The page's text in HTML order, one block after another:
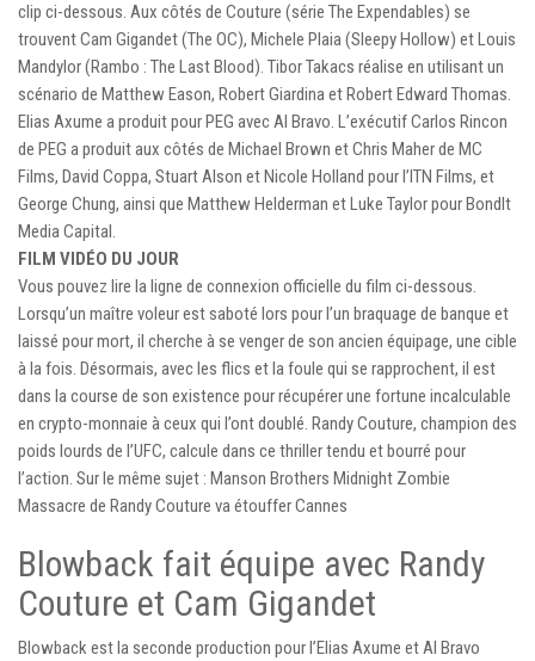
clip ci-dessous. Aux côtés de Couture (série The Expendables) se
trouvent Cam Gigandet (The OC), Michele Plaia (Sleepy Hollow) et Louis
Mandylor (Rambo : The Last Blood). Tibor Takacs réalise en utilisant un
scénario de Matthew Eason, Robert Giardina et Robert Edward Thomas.
Elias Axume a produit pour PEG avec Al Bravo. L’exécutif Carlos Rincon
de PEG a produit aux côtés de Michael Brown et Chris Maher de MC
Films, David Coppa, Stuart Alson et Nicole Holland pour l’ITN Films, et
George Chung, ainsi que Matthew Helderman et Luke Taylor pour BondIt
Media Capital.
FILM VIDÉO DU JOUR
Vous pouvez lire la ligne de connexion officielle du film ci-dessous.
Lorsqu’un maître voleur est saboté lors pour l’un braquage de banque et
laissé pour mort, il cherche à se venger de son ancien équipage, une cible
à la fois. Désormais, avec les flics et la foule qui se rapprochent, il est
dans la course de son existence pour récupérer une fortune incalculable
en crypto-monnaie à ceux qui l’ont doublé. Randy Couture, champion des
poids lourds de l’UFC, calcule dans ce thriller tendu et bourré pour
l’action. Sur le même sujet : Manson Brothers Midnight Zombie
Massacre de Randy Couture va étouffer Cannes
Blowback fait équipe avec Randy
Couture et Cam Gigandet
Blowback est la seconde production pour l’Elias Axume et Al Bravo